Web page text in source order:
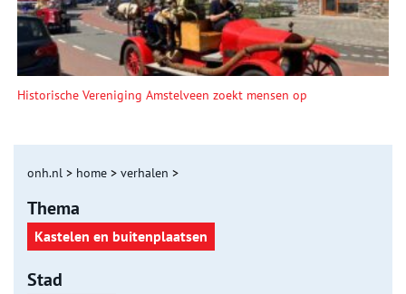
Historische Vereniging Amstelveen zoekt mensen op
onh.nl > home > verhalen >
Thema
Kastelen en buitenplaatsen
Stad